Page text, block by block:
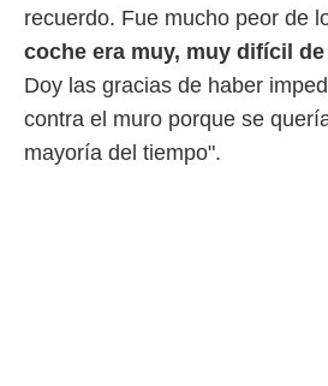
el sitio
se
para
ni para
recuerdo. Fue mucho peor de
coche era muy, muy difícil
Doy las gracias de haber
contra el muro porque se
mayoría del tiempo".